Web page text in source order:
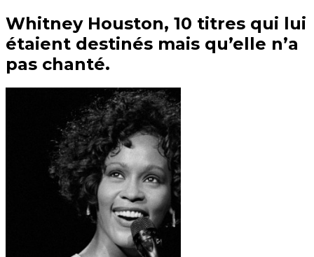
Whitney Houston, 10 titres qui lui
étaient destinés mais qu’elle n’a
pas chanté.